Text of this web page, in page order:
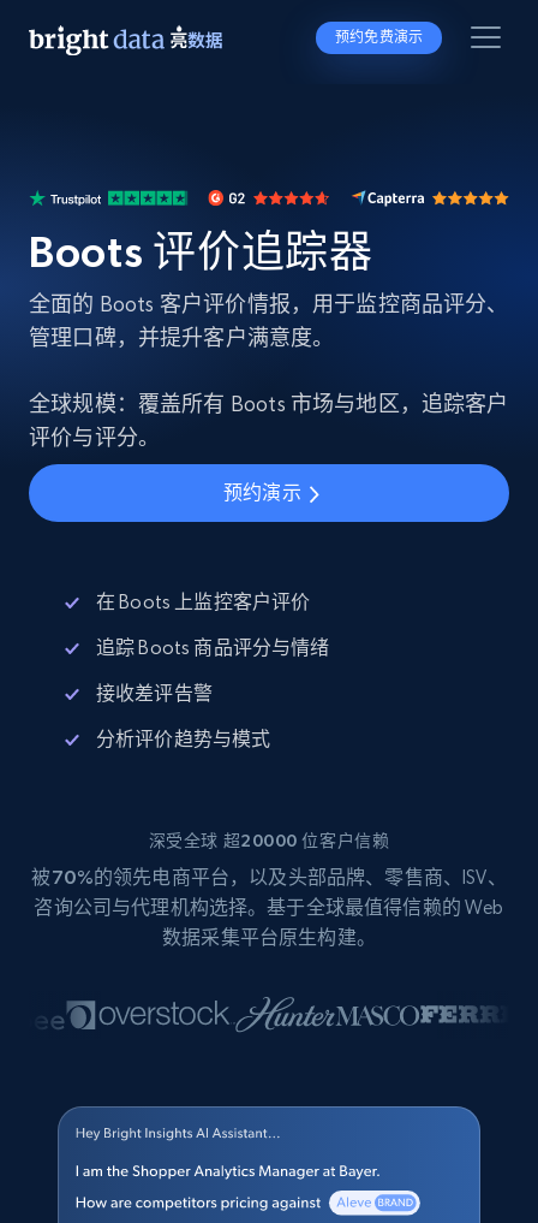
预约免费演示
Boots 评价追踪器
全面的 Boots 客户评价情报，用于监控商品评分、
管理口碑，并提升客户满意度。
全球规模：覆盖所有 Boots 市场与地区，追踪客户
评价与评分。
预约演示
在 Boots 上监控客户评价
追踪 Boots 商品评分与情绪
接收差评告警
分析评价趋势与模式
深受全球 超20000 位客户信赖
被70%的领先电商平台，以及头部品牌、零售商、ISV、
咨询公司与代理机构选择。基于全球最值得信赖的 Web
数据采集平台原生构建。